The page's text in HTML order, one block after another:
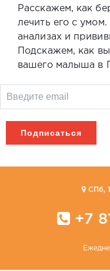
Расскажем, как
лечить его с
анализах и
Подскажем, как
вашего малыша в
CПб,
+7